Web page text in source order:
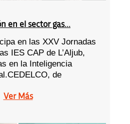
en el sector gas...
en las XXV Jornadas
IES CAP de L’Aljub,
en la Inteligencia
de
Ver Más